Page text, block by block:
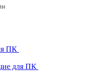
ПК
для ПК